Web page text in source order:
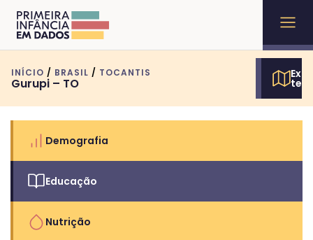
INÍCIO / BRASIL / TOCANTIS
Gurupi – TO
Demografia
Educação
Nutrição